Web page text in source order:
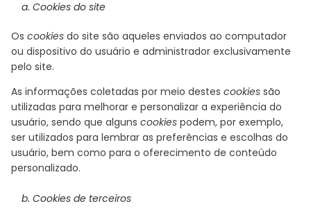
a. Cookies do site
Os cookies do site são aqueles enviados ao computador
ou dispositivo do usuário e administrador exclusivamente
pelo site.
As informações coletadas por meio destes cookies são
utilizadas para melhorar e personalizar a experiência do
usuário, sendo que alguns cookies podem, por exemplo,
ser utilizados para lembrar as preferências e escolhas do
usuário, bem como para o oferecimento de conteúdo
personalizado.
b. Cookies de terceiros